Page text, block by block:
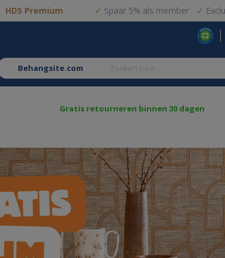
HDS Premium Spaar 5% als member
behangsite.com
Gratis retourneren binnen 30 dagen